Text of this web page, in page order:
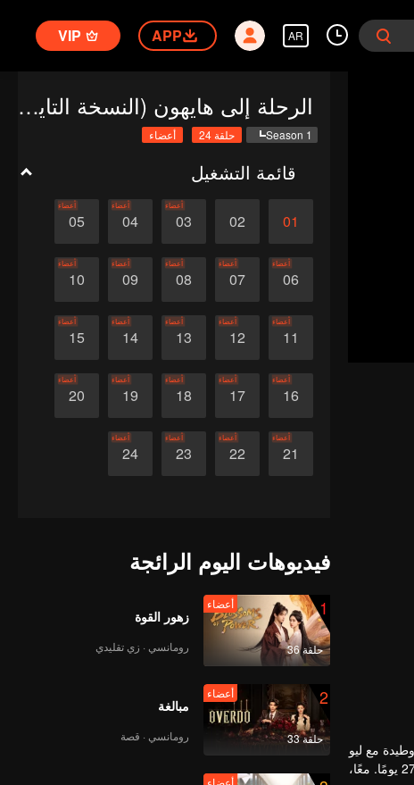
AR
APP
VIP
الرحلة إلى هايهون (النسخة التايلاندية)
Season 1 حلقة 24 أعضاء
قائمة التشغيل
01
02
03
أعضاء
04
أعضاء
05
أعضاء
06
أعضاء
07
أعضاء
08
أعضاء
09
أعضاء
10
أعضاء
11
أعضاء
12
أعضاء
13
أعضاء
14
أعضاء
15
أعضاء
16
أعضاء
17
أعضاء
18
أعضاء
19
أعضاء
20
أعضاء
21
أعضاء
22
أعضاء
23
أعضاء
24
أعضاء
مع ليو
هي، الرجل المنفتح. مصممين على التعاون وتحدي التاريخ، يحاول الثلاثي إعادة كتابة مصير ليو هي - الذي كان إمبراطورًا قصير العمر لم يدم حكمه سوى 27 يومًا. معًا،
فيديوهات اليوم الرائجة
1
حلقة 36
أعضاء
زهور القوة
رومانسي · زي تقليدي
2
حلقة 33
أعضاء
مبالغة
رومانسي · قصة
أعضاء